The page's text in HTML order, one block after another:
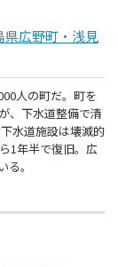
県広野町・浅見
人の町だ。町を
、下水道整備で清
水道施設は壊滅的
1年半で復旧。広
。